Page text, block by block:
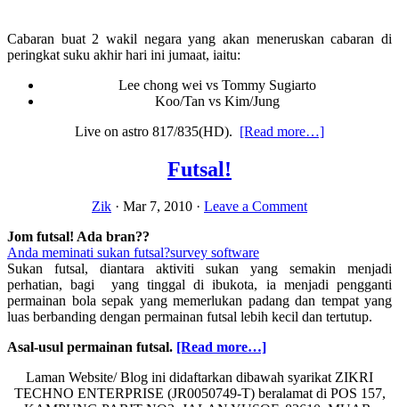
Cabaran buat 2 wakil negara yang akan meneruskan cabaran di
peringkat suku akhir hari ini jumaat, iaitu:
Lee chong wei vs Tommy Sugiarto
Koo/Tan vs Kim/Jung
Live on astro 817/835(HD). [Read more…]about
akhir
di
kejohanan
dunia
Futsal!
Zik · Mar 7, 2010 · Leave a Comment
Jom futsal! Ada bran??
Anda meminati sukan futsal?survey software
Sukan futsal, diantara aktiviti sukan yang semakin menjadi
perhatian, bagi yang tinggal di ibukota, ia menjadi pengganti
permainan bola sepak yang memerlukan padang dan tempat yang
luas berbanding dengan permainan futsal lebih kecil dan tertutup.
Asal-usul permainan futsal. [Read more…]about
Laman Website/ Blog ini didaftarkan dibawah syarikat ZIKRI
TECHNO ENTERPRISE (JR0050749-T) beralamat di POS 157,